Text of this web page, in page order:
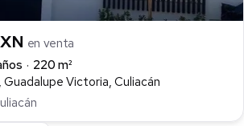
en venta
220 m²
Victoria, Culiacán